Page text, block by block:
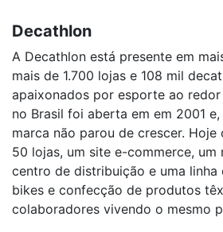
Decathlon
A Decathlon está presente em
mais de 1.700 lojas e 108 mil
apaixonados por esporte ao redor
no Brasil foi aberta em em 2001
marca não parou de crescer.
50 lojas, um site e-commerce, um
centro de distribuição e uma linha
bikes e confecção de produtos
colaboradores vivendo o mesmo